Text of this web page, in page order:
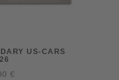
US-CARS
€